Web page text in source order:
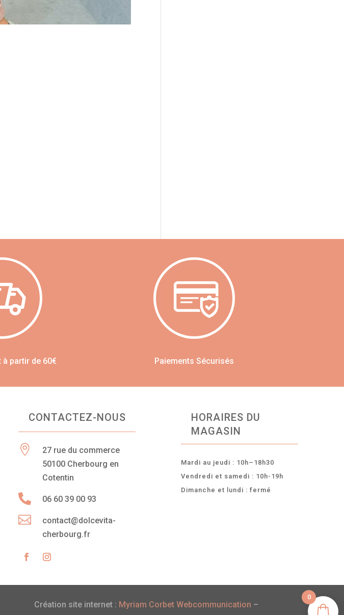
partir de 60€ Paiements Sécurisés
CONTACTEZ-NOUS

27 rue du commerce
50100 Cherbourg en
Cotentin
 06 60 39 00 93

contact@dolcevita-
cherbourg.fr
HORAIRES DU
MAGASIN
Mardi au jeudi : 10h–18h30
Vendredi et samedi : 10h-19h
Dimanche et lundi : fermé
Création site internet : Myriam Corbet Webcommunication –
0